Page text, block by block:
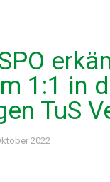
1:1 in
TuS
2022